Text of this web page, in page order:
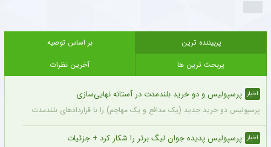
پربیننده ترین
بر اساس توصیه
پربحث ترین ها
آخرین نظرات
اخبار پرسپولیس و دو خرید بلندمدت در آستانه نهایی‌سازی
پرسپولیس دو خرید جدید (یک مدافع و یک مهاجم) را با قراردادهای بلندمدت نهایی کرده
اخبار پرسپولیس پدیده جوان لیگ برتر را شکار کرد + جزئیات